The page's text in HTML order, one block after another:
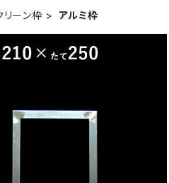
リーン枠 アルミ枠
枠（アルミ枠）21センチ×25センチ